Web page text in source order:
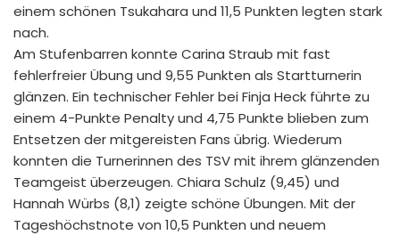
einem schönen Tsukahara und 11,5 Punkten legten stark
nach.
Am Stufenbarren konnte Carina Straub mit fast
fehlerfreier Übung und 9,55 Punkten als Startturnerin
glänzen. Ein technischer Fehler bei Finja Heck führte zu
einem 4-Punkte Penalty und 4,75 Punkte blieben zum
Entsetzen der mitgereisten Fans übrig. Wiederum
konnten die Turnerinnen des TSV mit ihrem glänzenden
Teamgeist überzeugen. Chiara Schulz (9,45) und
Hannah Würbs (8,1) zeigte schöne Übungen. Mit der
Tageshöchstnote von 10,5 Punkten und neuem